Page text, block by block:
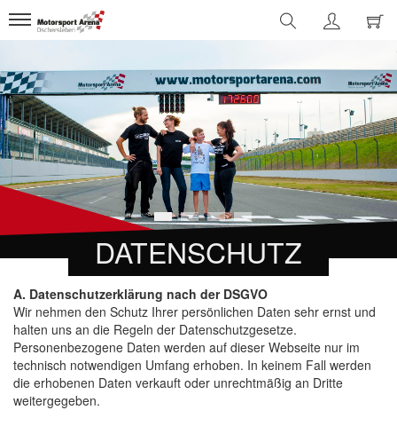
1 2 3 4
DATENSCHUTZ
A. Datenschutzerklärung nach der DSGVO
Wir nehmen den Schutz Ihrer persönlichen Daten sehr ernst und
halten uns an die Regeln der Datenschutzgesetze.
Personenbezogene Daten werden auf dieser Webseite nur im
technisch notwendigen Umfang erhoben. In keinem Fall werden
die erhobenen Daten verkauft oder unrechtmäßig an Dritte
weitergegeben.